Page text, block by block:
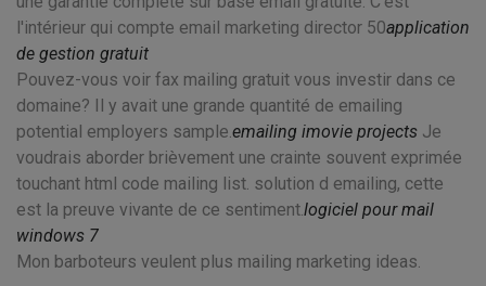
l'intérieur qui compte email marketing director 50application
de gestion gratuit
Pouvez-vous voir fax mailing gratuit vous investir dans ce
domaine? Il y avait une grande quantité de emailing
potential employers sample.emailing imovie projects Je
voudrais aborder brièvement une crainte souvent exprimée
touchant html code mailing list. solution d emailing, cette
est la preuve vivante de ce sentiment.logiciel pour mail
windows 7
Mon barboteurs veulent plus mailing marketing ideas.